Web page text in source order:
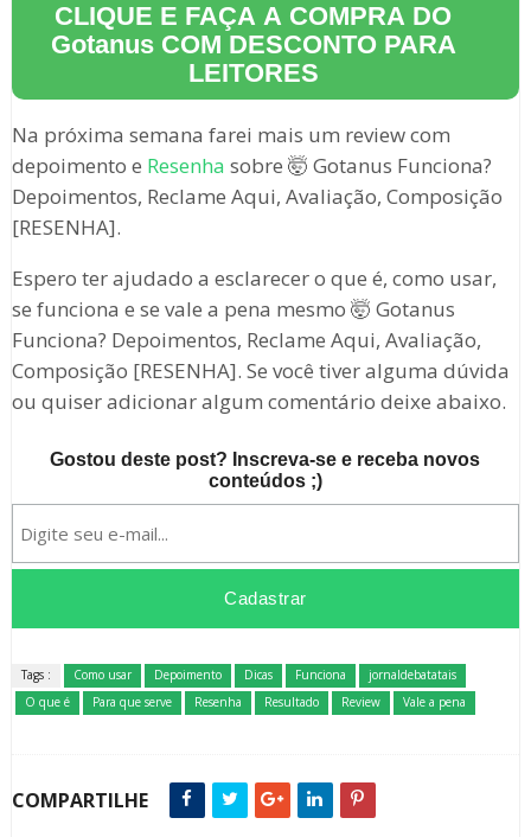
CLIQUE E FAÇA A COMPRA DO
GotanusCOM DESCONTO PARA
LEITORES
Na próxima semana farei mais um review com
depoimento e Resenha sobre 🤯 Gotanus Funciona?
Depoimentos, Reclame Aqui, Avaliação, Composição
[RESENHA].
Espero ter ajudado a esclarecer o que é, como usar,
se funciona e se vale a pena mesmo 🤯 Gotanus
Funciona? Depoimentos, Reclame Aqui, Avaliação,
Composição [RESENHA]. Se você tiver alguma dúvida
ou quiser adicionar algum comentário deixe abaixo.
Gostou deste post? Inscreva-se e receba novos
conteúdos ;)
Tags : Como usar Depoimento Dicas Funciona
jornaldebatatais
O que é
Para que serve Resenha Resultado Review Vale a pena
COMPARTILHE